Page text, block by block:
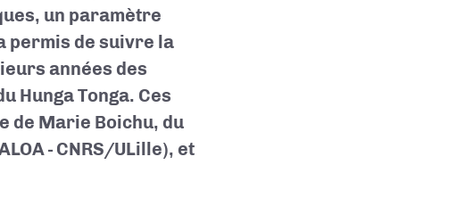
un paramètre
permis de suivre la
années des
Hunga Tonga. Ces
de Marie Boichu, du
LOA - CNRS/ULille), et